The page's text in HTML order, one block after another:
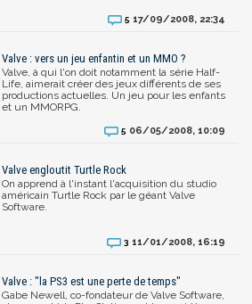
5 17/09/2008, 22:34
Valve : vers un jeu enfantin et un MMO ?
Valve, à qui l'on doit notamment la série Half-
Life, aimerait créer des jeux différents de ses
productions actuelles. Un jeu pour les enfants
et un MMORPG.
5 06/05/2008, 10:09
Valve engloutit Turtle Rock
On apprend à l'instant l'acquisition du studio
américain Turtle Rock par le géant Valve
Software.
3 11/01/2008, 16:19
Valve : "la PS3 est une perte de temps"
Gabe Newell, co-fondateur de Valve Software,